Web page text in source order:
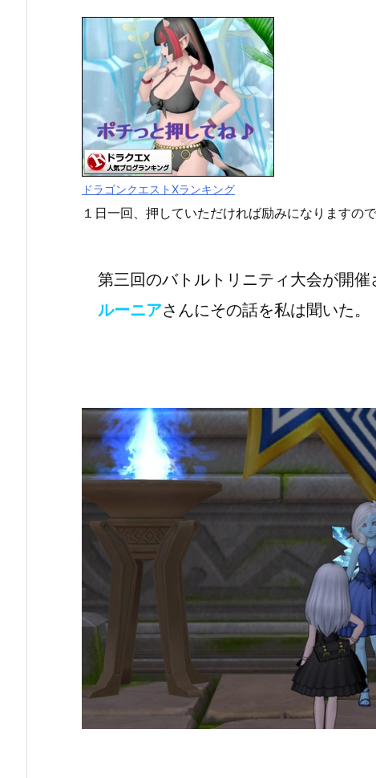
ドラゴンクエストXランキング
１日一回、押していただければ励みになりますの
第三回のバトルトリニティ大会が開催
ルーニアさんにその話を私は聞いた。